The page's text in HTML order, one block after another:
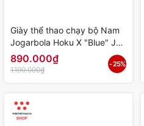
Giày thể thao chạy bộ Nam
Jogarbola Hoku X "Blue" JG-
HOKU-04 - Hàng Chính
Hãng
890.000₫
1.190.000₫
- 25%